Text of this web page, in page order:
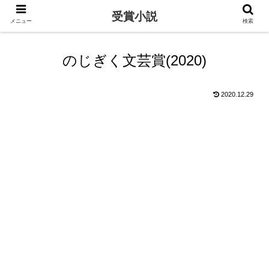
のじぎく文芸賞(2020)
2020.12.29
メニュー 受賞小説 検索